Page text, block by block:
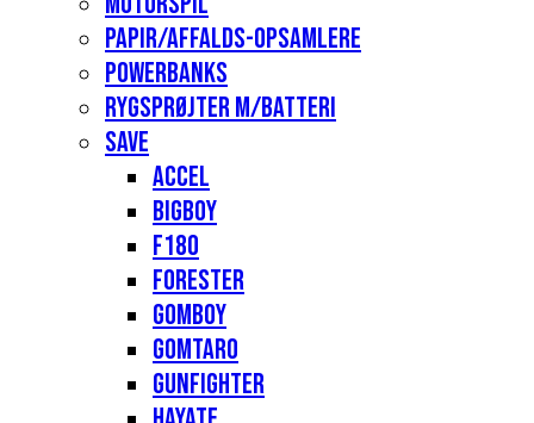
Papir/affalds-opsamlere
Powerbanks
Rygsprøjter m/batteri
Save
Accel
Bigboy
F180
Forester
Gomboy
Gomtaro
Gunfighter